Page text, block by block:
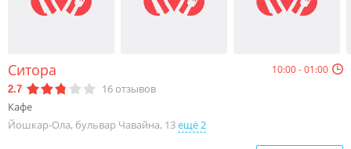
Ситора 10:00 - 01:00
2.7 16отзывов
Кафе
Йошкар-Ола, бульвар Чавайна, 13ещё 2